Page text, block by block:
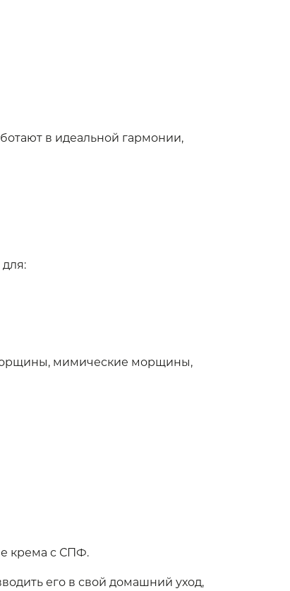
в идеальной гармонии,
мимические морщины,
крема с СПФ.
его в свой домашний уход,